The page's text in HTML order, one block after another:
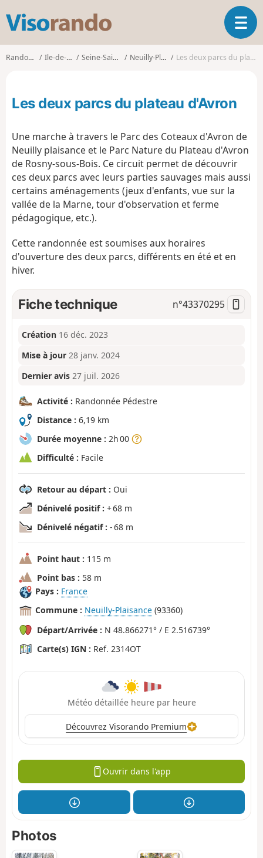
s
o
d
O
u
r
a
v
g
Randonnées Ile-de-France Seine-Saint-Denis Neuilly-Plaisance Les deux parcs du plateau d'Avron
Les deux parcs du plateau d'Avron
Une marche à travers le Parc des Coteaux d'Avron de
Neuilly plaisance et le Parc Nature du Plateau d'Avron
de Rosny-sous-Bois. Ce circuit permet de découvrir
ces deux parcs avec leurs parties sauvages mais aussi
certains aménagements (jeux d'enfants, vue sur la
vallée de la Marne, tour d'observation et ferme
pédagogique, etc.).
Cette randonnée est soumises aux horaires
d'ouverture des deux parcs, différents en été et en
hiver.
Fiche technique n°43370295
Création 16 déc. 2023
Mise à jour 28 janv. 2024
Dernier avis 27 juil. 2026
Activité : Randonnée Pédestre
Distance : 6,19 km
Durée moyenne : 2h 00
Difficulté : Facile
Retour au départ : Oui
Dénivelé positif : + 68 m
Dénivelé négatif : - 68 m
Point haut : 115 m
Point bas : 58 m
Pays : France
Commune : Neuilly-Plaisance (93360)
Départ/Arrivée : N 48.866271° / E 2.516739°
Carte(s) IGN : Ref. 2314OT
Météo détaillée heure par heure
Découvrez Visorando Premium
Ouvrir dans l'app
Photos